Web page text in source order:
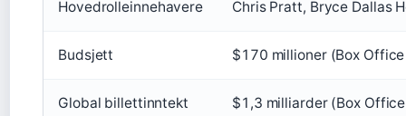
Hovedrolleinnehavere Chris Pratt, Bryce Dallas
Budsjett $170 millioner (Box
Global billettinntekt $1,3 milliarder (Box